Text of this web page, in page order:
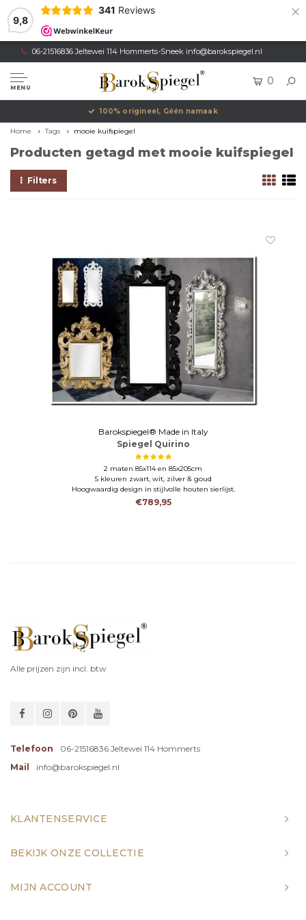
9,8
341 Reviews ×
06-21516836 Jeltewei 114 Hommerts-Sneek info@barokspiegel.nl
MENU
0
100% origineel, Géén namaak
Home Tags mooie kuifspiegel
Producten getagd met mooie kuifspiegel
Filters
Barokspiegel® Made in Italy
Spiegel Quirino
2 maten 85x114 en 85x205cm
5 kleuren zwart, wit, zilver & goud
Hoogwaardig design in stijlvolle houten sierlijst.
€789,95
Alle prijzen zijn incl. btw
Telefoon
06-21516836 Jeltewei 114 Hommerts
Mail
info@barokspiegel.nl
KLANTENSERVICE
BEKIJK ONZE COLLECTIE
MIJN ACCOUNT